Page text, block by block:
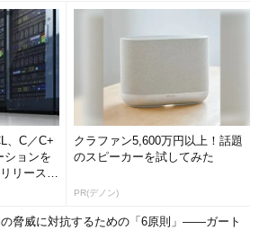
、C／C+
ションを
リースを
クラファン5,600万円以上！話題
のスピーカーを試してみた
PR(デノン)
脅威に対抗するための「6原則」――ガート